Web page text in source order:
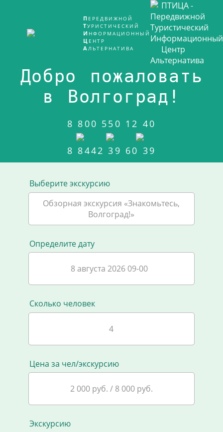
ПЕРЕДВИЖНОЙ
ТУРИСТИЧЕСКИЙ
ИНФОРМАЦИОННЫЙ
ЦЕНТР
АЛЬТЕРНАТИВА
Добро пожаловать
в Волгоград!
8 800 550 12 40
8 8442 39 60 39
Выберите экскурсию
Обзорная экскурсия «Знакомьтесь,
Волгоград!»
Определите дату
8 августа 2026 09-00
Сколько человек
Цена за чел/экскурсию
2 000 руб. / 8 000 руб.
Экскурсию